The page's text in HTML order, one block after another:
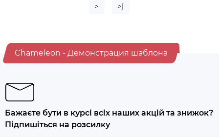
> >|
Chameleon - Демонстрация шаблона
Бажаєте бути в курсі всіх наших акцій та знижок?
Підпишіться на розсилку